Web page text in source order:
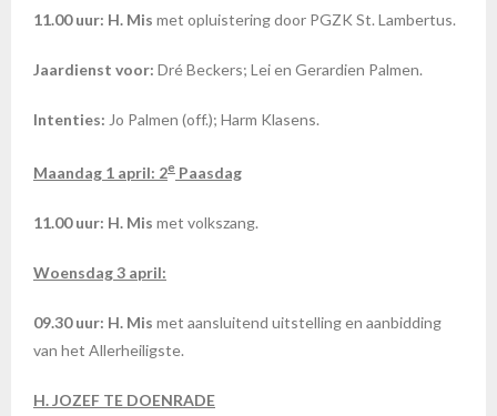
11.00 uur: H. Mis met opluistering door PGZK St. Lambertus.
Jaardienst voor: Dré Beckers; Lei en Gerardien Palmen.
Intenties: Jo Palmen (off.); Harm Klasens.
Maandag 1 april: 2e Paasdag
11.00 uur: H. Mis met volkszang.
Woensdag 3 april:
09.30 uur: H. Mis met aansluitend uitstelling en aanbidding
van het Allerheiligste.
H. JOZEF TE DOENRADE